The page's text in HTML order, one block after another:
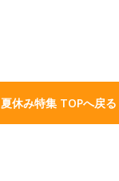
夏休み特集 TOPへ戻る